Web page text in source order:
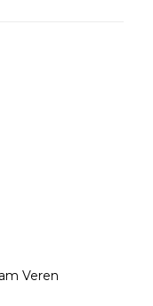
Veren